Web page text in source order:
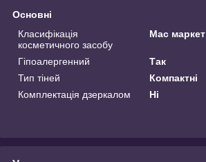
Основні
Класифікація
косметичного засобу
Мас маркет
Гіпоалергенний
Так
Тип тіней
Компактні
Комплектація дзеркалом
Ні